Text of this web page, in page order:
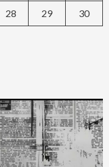
28 29 30